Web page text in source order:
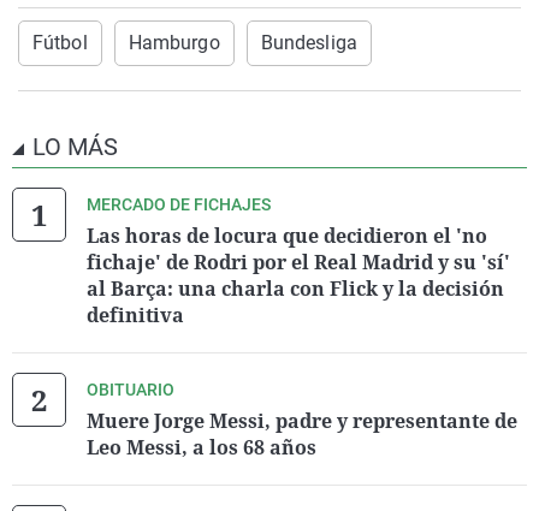
Fútbol Hamburgo Bundesliga
LO MÁS
MERCADO DE FICHAJES
Las horas de locura que decidieron el 'no
fichaje' de Rodri por el Real Madrid y su 'sí'
al Barça: una charla con Flick y la decisión
definitiva
OBITUARIO
Muere Jorge Messi, padre y representante de
Leo Messi, a los 68 años